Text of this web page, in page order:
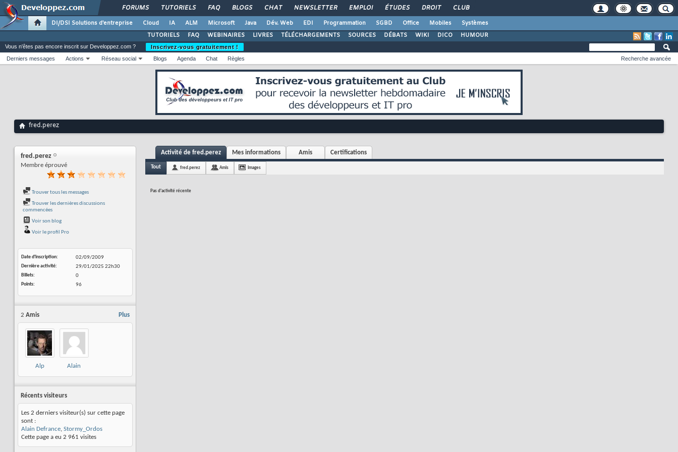
FORUMS TUTORIELS FAQ BLOGS CHAT NEWSLETTER EMPLOI ÉTUDES DROIT CLUB
DI/DSI Solutions d'entreprise Cloud IA ALM Microsoft Java Dév. Web EDI Programmation SGBD Office Mobiles
Systèmes
TUTORIELS
FAQ WEBINAIRES LIVRES TÉLÉCHARGEMENTS SOURCES DÉBATS WIKI DICO HUMOUR
Vous n'êtes pas encore inscrit sur Developpez.com ?
Inscrivez-vous gratuitement !
Derniers messages
Actions Réseau social Blogs Agenda Chat Règles Recherche avancée
fred.perez
fred.perez
Membre éprouvé
Trouver tous les messages
Trouver les dernières discussions
commencées
Voir son blog
Voir le profil Pro
Date d'inscription
02/09/2009
Dernière activité
29/01/2025 22h30
Billets
0
Points
96
Plus
2 Amis
Alp
Alain
Récents visiteurs
Les 2 derniers visiteur(s) sur cette page
sont :
Alain Defrance, Stormy_Ordos
Cette page a eu 2 961 visites
Activité de fred.perez Mes informations Amis Certifications
Tout fred.perez Amis Images
Pas d'activité récente